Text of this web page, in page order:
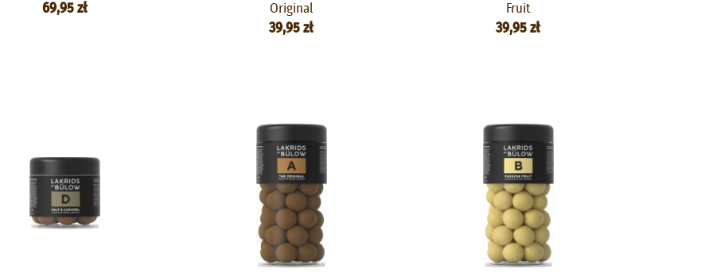
69,95 zł
Original
39,95 zł
Fruit
39,95 zł